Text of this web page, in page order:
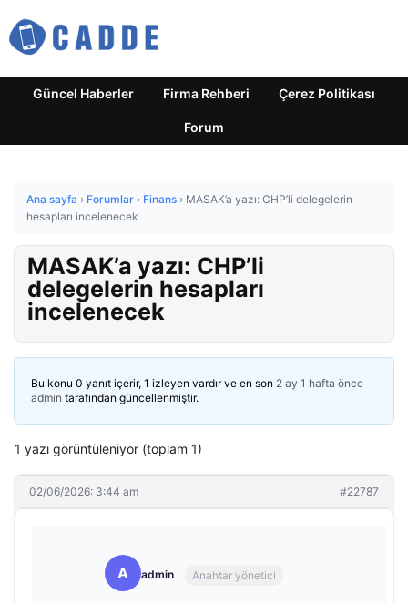
Güncel Haberler Firma Rehberi Çerez Politikası
Forum
Ana sayfa › Forumlar › Finans › MASAK’a yazı: CHP’li delegelerin
hesapları incelenecek
MASAK’a yazı: CHP’li
delegelerin hesapları
incelenecek
Bu konu 0 yanıt içerir, 1 izleyen vardır ve en son 2 ay 1 hafta önce
admin tarafından güncellenmiştir.
1 yazı görüntüleniyor (toplam 1)
02/06/2026: 3:44 am #22787
A admin Anahtar yönetici